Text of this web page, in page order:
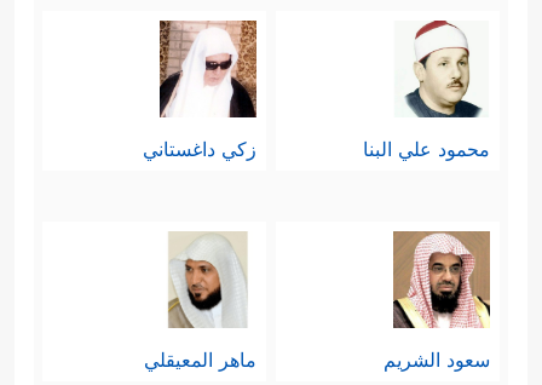
محمود علي البنا زكي داغستاني
سعود الشريم ماهر المعيقلي